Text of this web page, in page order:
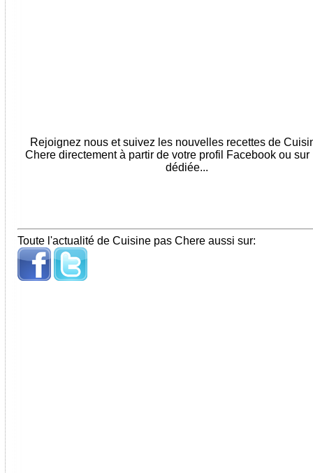
Rejoignez nous et suivez les nouvelles recettes de
Chere directement à partir de votre profil Facebook ou sur
dédiée...
Toute l'actualité de Cuisine pas Chere aussi sur: